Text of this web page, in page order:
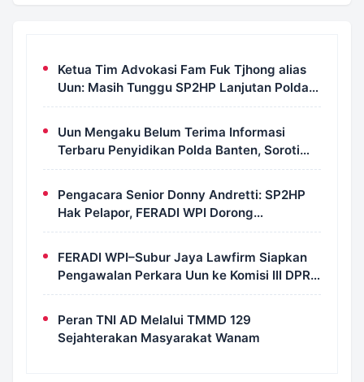
Ketua Tim Advokasi Fam Fuk Tjhong alias
Uun: Masih Tunggu SP2HP Lanjutan Polda
Banten
Uun Mengaku Belum Terima Informasi
Terbaru Penyidikan Polda Banten, Soroti
Transparansi Perkara
Pengacara Senior Donny Andretti: SP2HP
Hak Pelapor, FERADI WPI Dorong
Transparansi Perkara Uun
FERADI WPI–Subur Jaya Lawfirm Siapkan
Pengawalan Perkara Uun ke Komisi III DPR
RI, LPSK, Kompolnas dan Propam
Peran TNI AD Melalui TMMD 129
Sejahterakan Masyarakat Wanam